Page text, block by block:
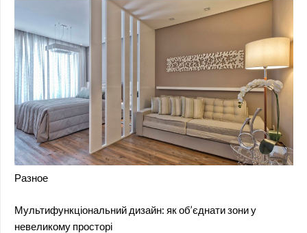
Разное
Мультифункціональний дизайн: як об’єднати зони у
невеликому просторі